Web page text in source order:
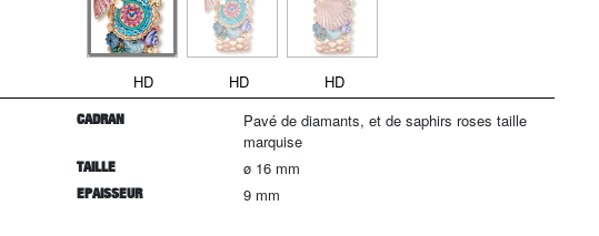
HD HD HD
CADRAN
Pavé de diamants, et de saphirs roses taille
marquise
TAILLE ø 16 mm
EPAISSEUR 9 mm